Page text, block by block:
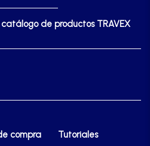
de productos TRAVEX
compra
Tutoriales